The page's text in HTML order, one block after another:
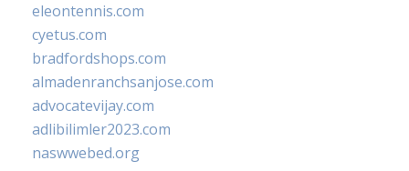
eleontennis.com
cyetus.com
bradfordshops.com
almadenranchsanjose.com
advocatevijay.com
adlibilimler2023.com
naswwebed.org